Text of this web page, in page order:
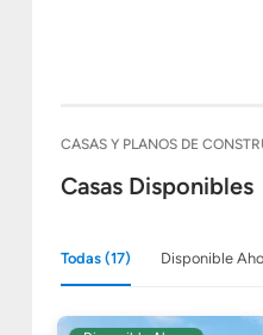
CASAS Y PLANOS DE
Casas Disponibles
Todas (17) Disponible